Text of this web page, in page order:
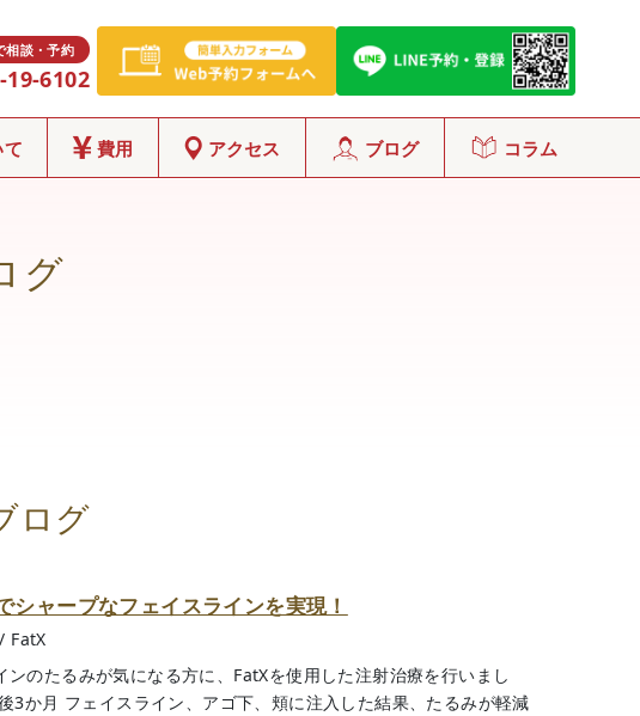
相談・予約
19-6102
費用 アクセス ブログ コラム
グ
ログ
シャープなフェイスラインを実現！
/ FatX
ンのたるみが気になる方に、FatXを使用した注射治療を行いまし
3か月 フェイスライン、アゴ下、頬に注入した結果、たるみが軽減